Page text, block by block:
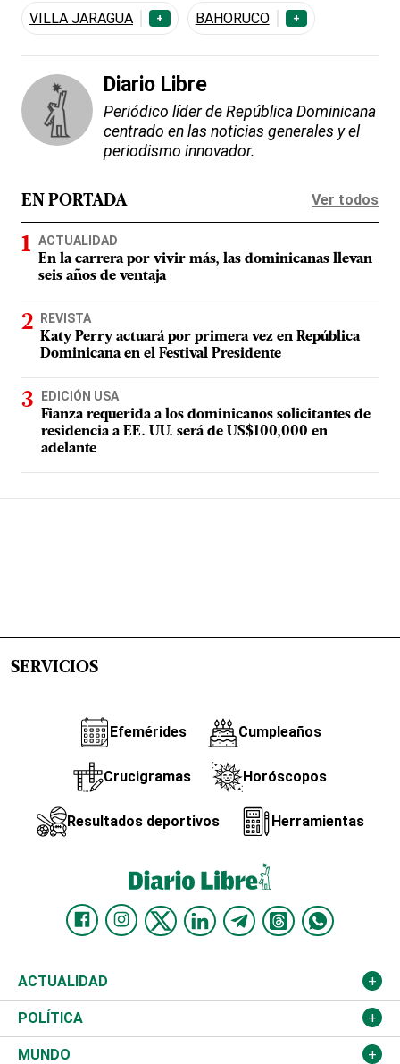
VILLA JARAGUA + BAHORUCO +
Diario Libre
Periódico líder de República Dominicana
centrado en las noticias generales y el
periodismo innovador.
EN PORTADA Ver todos
ACTUALIDAD
En la carrera por vivir más, las dominicanas llevan
seis años de ventaja
REVISTA
Katy Perry actuará por primera vez en República
Dominicana en el Festival Presidente
EDICIÓN USA
Fianza requerida a los dominicanos solicitantes de
residencia a EE. UU. será de US$100,000 en
adelante
SERVICIOS
Efemérides Cumpleaños
Crucigramas Horóscopos
Resultados deportivos Herramientas
ACTUALIDAD
Nacional
Ciudad
POLÍTICA
Partidos
MUNDO